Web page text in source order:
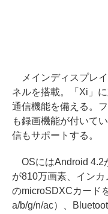
メインディスプレ
ネルを搭載。「Xi」
通信機能を備える。
も録画機能が付いて
信もサポートする。
OSにはAndroid 4.2
が810万画素、イン
のmicroSDXCカード
a/b/g/n/ac）、